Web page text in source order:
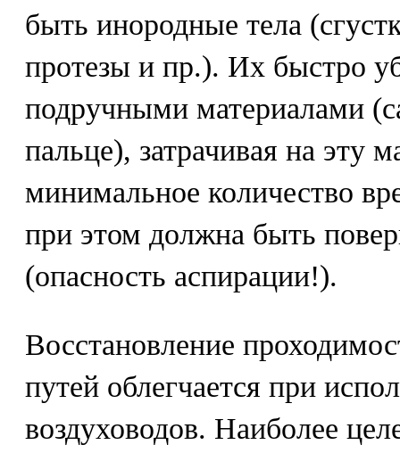
быть инородные тела
протезы и пр.). Их быстро
подручными материалами
пальце), затрачивая на эту
минимальное количество
при этом должна быть
(опасность аспирации!).
Восстановление
путей облегчается при
воздуховодов. Наиболее